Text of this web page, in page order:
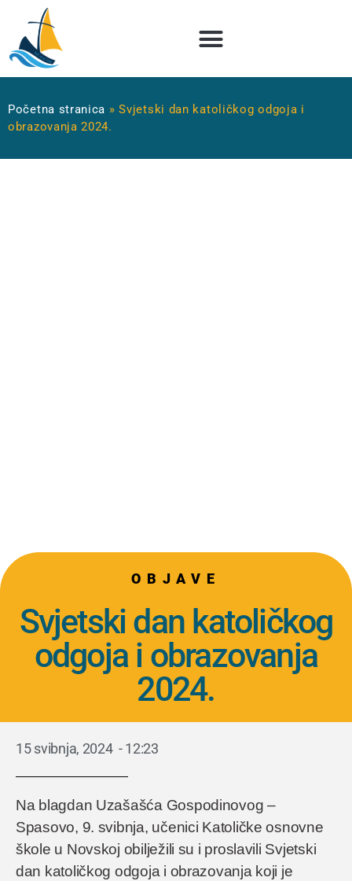
Početna stranica »Svjetski dan katoličkog odgoja i
obrazovanja 2024.
OBJAVE
Svjetski dan katoličkog
odgoja i obrazovanja
2024.
15 svibnja, 2024 -12:23
Na blagdan Uzašašća Gospodinovog –
Spasovo, 9. svibnja, učenici Katoličke osnovne
škole u Novskoj obilježili su i proslavili Svjetski
dan katoličkog odgoja i obrazovanja koji je